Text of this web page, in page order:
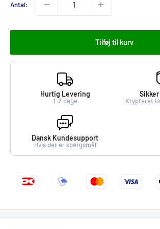
Antal:
Tilføj til kurv
Hurtig Levering
1-2 dage Krypteret
Dansk Kundesupport
Hvis der er spørgsmål